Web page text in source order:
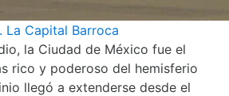
La Capital Barroca
la Ciudad de México fue el
rico y poderoso del hemisferio
llegó a extenderse desde el